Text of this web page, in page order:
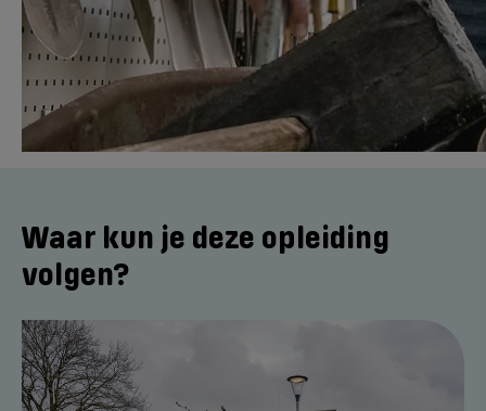
Je hebt nog geen diploma, maar wilt wel een
mbo-opleiding doen
Waar kun je deze opleiding
volgen?